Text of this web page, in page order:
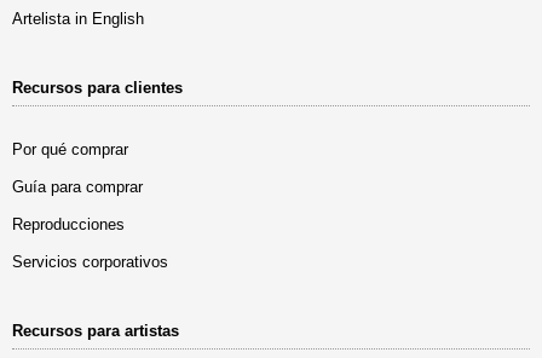
Artelista in English
Recursos para clientes
Por qué comprar
Guía para comprar
Reproducciones
Servicios corporativos
Recursos para artistas